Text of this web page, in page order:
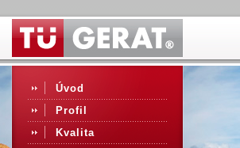
Úvod
Profil
Kvalita